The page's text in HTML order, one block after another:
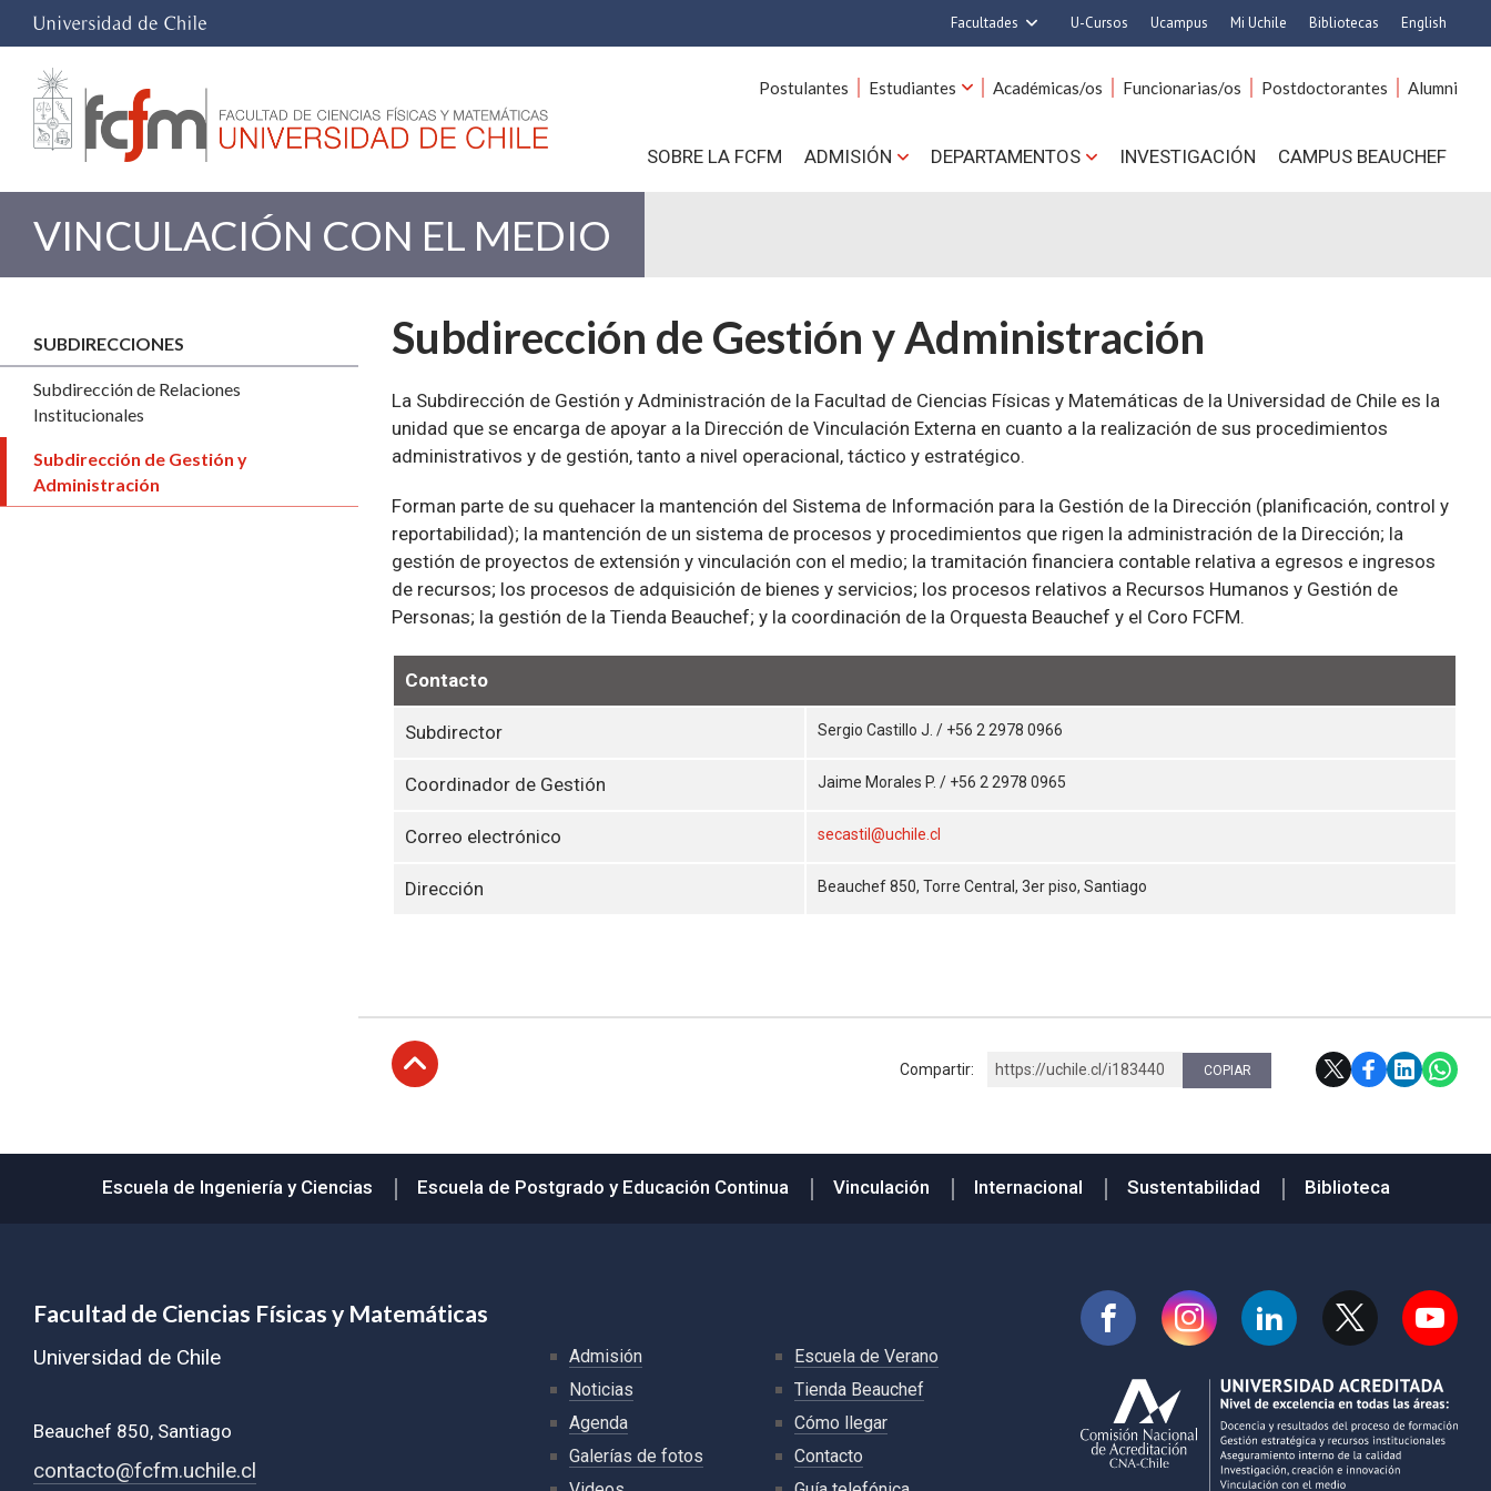
Facultades
Ciencias
Cs. Agronómicas
Estudios Avanzados en Educación
Alimentos
Hospital Clínico
U-Cursos Ucampus Mi Uchile Bibliotecas English
Postulantes Estudiantes Académicas/os Funcionarias/os Postdoctorantes Alumni
SOBRE LA FCFM ADMISIÓN DEPARTAMENTOS INVESTIGACIÓN CAMPUS BEAUCHEF
VINCULACIÓN CON EL MEDIO
SUBDIRECCIONES
Subdirección de Relaciones
Institucionales
Subdirección de Gestión y
Administración
Subdirección de Gestión y Administración
La Subdirección de Gestión y Administración de la Facultad de Ciencias Físicas y Matemáticas de la Universidad de Chile es la
unidad que se encarga de apoyar a la Dirección de Vinculación Externa en cuanto a la realización de sus procedimientos
administrativos y de gestión, tanto a nivel operacional, táctico y estratégico.
Forman parte de su quehacer la mantención del Sistema de Información para la Gestión de la Dirección (planificación, control y
reportabilidad); la mantención de un sistema de procesos y procedimientos que rigen la administración de la Dirección; la
gestión de proyectos de extensión y vinculación con el medio; la tramitación financiera contable relativa a egresos e ingresos
de recursos; los procesos de adquisición de bienes y servicios; los procesos relativos a Recursos Humanos y Gestión de
Personas; la gestión de la Tienda Beauchef; y la coordinación de la Orquesta Beauchef y el Coro FCFM.
Contacto
Subdirector Sergio Castillo J. / +56 2 2978 0966
Coordinador de Gestión Jaime Morales P. / +56 2 2978 0965
Correo electrónico secastil@uchile.cl
Dirección Beauchef 850, Torre Central, 3er piso, Santiago
Compartir: https://uchile.cl/i183440 COPIAR
Escuela de Ingeniería y Ciencias Escuela de Postgrado y Educación Continua Vinculación Internacional Sustentabilidad Biblioteca
Facultad de Ciencias Físicas y Matemáticas
Universidad de Chile
Beauchef 850, Santiago
contacto@fcfm.uchile.cl
Admisión
Noticias
Agenda
Galerías de fotos
Escuela de Verano
Tienda Beauchef
Cómo llegar
Contacto